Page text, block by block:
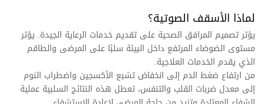
لماذا الأسقف الصوتية؟
يؤثر تصميم المرافق الصحية على تقديم خدمات الرعاية الجيدة. يؤثر
مستوى الضوضاء المرتفع داخل البيئة سلبًا على المرضى والطاقم
الذي يقدم الخدمات العلاجية.
من ارتفاع ضغط الدم إلى انخفاض تشبع الأكسجين واضطراب النوم
إلى معدل ضربات القلب والتنفس، تعطل هذه النتائج السلبية عملية